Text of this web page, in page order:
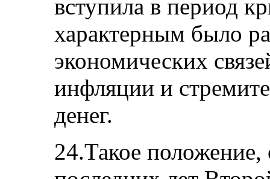
вступила в период
характерным было
экономических
инфляции и
денег.
24.Такое положение,